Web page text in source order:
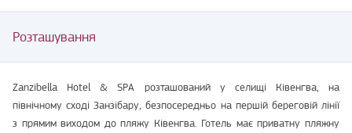
Розташування
Zanzibella Hotel & SPA розташований у селищі Ківенгва, на
північному сході Занзібару, безпосередньо на першій береговій лінії
з прямим виходом до пляжу Ківенгва. Готель має приватну пляжну